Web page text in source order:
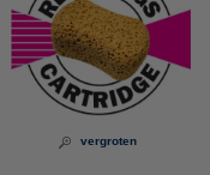
vergroten